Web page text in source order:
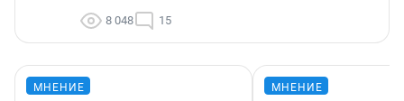
8 048 15
МНЕНИЕ МНЕНИЕ